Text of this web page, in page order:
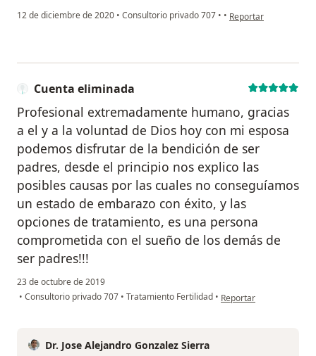
12 de diciembre de 2020 • Consultorio privado 707 • • en opinión del
Reportar
Cuenta eliminada
Profesional extremadamente humano, gracias
a el y a la voluntad de Dios hoy con mi esposa
podemos disfrutar de la bendición de ser
padres, desde el principio nos explico las
posibles causas por las cuales no conseguíamos
un estado de embarazo con éxito, y las
opciones de tratamiento, es una persona
comprometida con el sueño de los demás de
ser padres!!!
23 de octubre de 2019
• Consultorio privado 707 • Tratamiento Fertilidad • en opinión del usuario
Reportar
Dr. Jose Alejandro Gonzalez Sierra